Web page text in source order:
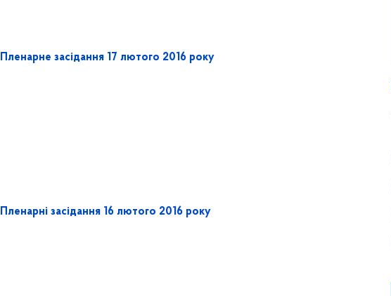
Пленарне засідання 17 лютого 2016 року
Пленарні засідання 16 лютого 2016 року